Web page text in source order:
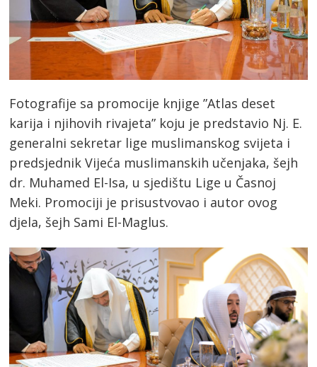
Fotografije sa promocije knjige ”Atlas deset
karija i njihovih rivajeta” koju je predstavio Nj. E.
generalni sekretar lige muslimanskog svijeta i
predsjednik Vijeća muslimanskih učenjaka, šejh
dr. Muhamed El-Isa, u sjedištu Lige u Časnoj
Meki. Promociji je prisustvovao i autor ovog
djela, šejh Sami El-Maglus.